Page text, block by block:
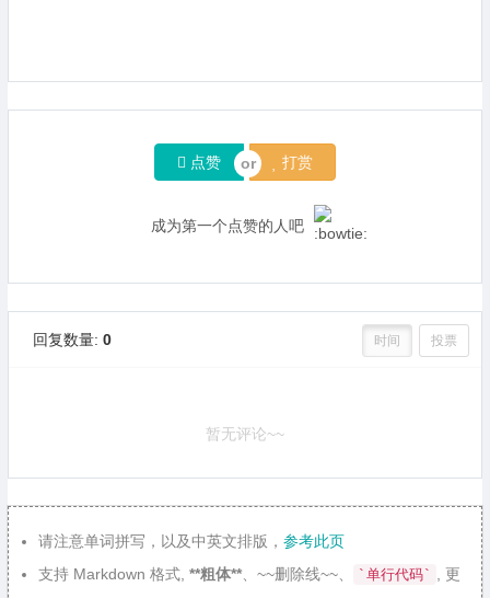
点赞 打赏
成为第一个点赞的人吧
回复数量: 0 时间 投票
暂无评论~~
请注意单词拼写，以及中英文排版， 参考此页
支持 Markdown 格式, **粗体**、~~删除线~~、 `单行代码` , 更